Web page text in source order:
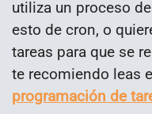
utiliza un proceso de
esto de cron, o
tareas para que se
te recomiendo leas
programación de